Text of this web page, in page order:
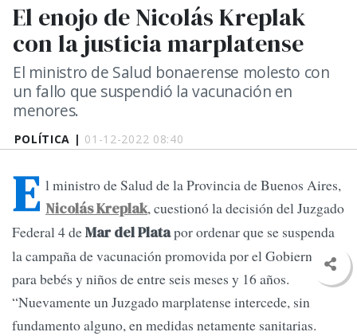
POLÍTICA | 01-12-2022 08:40
El enojo de Nicolás Kreplak
con la justicia marplatense
El ministro de Salud bonaerense molesto con
un fallo que suspendió la vacunación en
menores.
E l ministro de Salud de la Provincia de Buenos Aires,
Nicolás Kreplak, cuestionó la decisión del Juzgado
Federal 4 deMar del Platapor ordenar que se suspenda
la campaña de vacunación promovida por el Gobierno
para bebés y niños de entre seis meses y 16 años.
“Nuevamente un Juzgado marplatense intercede, sin
fundamento alguno, en medidas netamente sanitarias.